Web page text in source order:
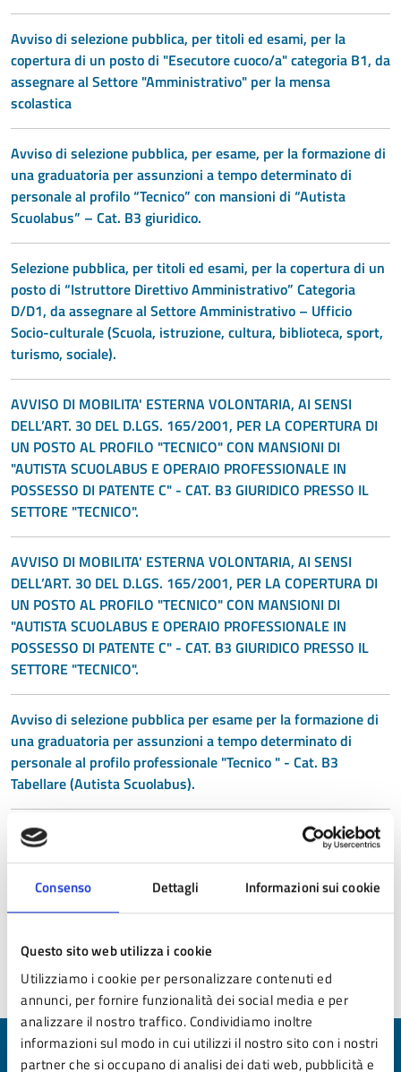
Consenso Dettagli Informazioni sui cookie
Questo sito web utilizza i cookie
Utilizziamo i cookie per personalizzare contenuti ed
annunci, per fornire funzionalità dei social media e per
analizzare il nostro traffico. Condividiamo inoltre
informazioni sul modo in cui utilizzi il nostro sito con i nostri
partner che si occupano di analisi dei dati web, pubblicità e
Avviso di selezione pubblica, per titoli ed esami, per la
copertura di un posto di "Esecutore cuoco/a" categoria B1, da
assegnare al Settore "Amministrativo" per la mensa
scolastica
Avviso di selezione pubblica, per esame, per la formazione di
una graduatoria per assunzioni a tempo determinato di
personale al profilo “Tecnico” con mansioni di “Autista
Scuolabus” – Cat. B3 giuridico.
Selezione pubblica, per titoli ed esami, per la copertura di un
posto di “Istruttore Direttivo Amministrativo” Categoria
D/D1, da assegnare al Settore Amministrativo – Ufficio
Socio-culturale (Scuola, istruzione, cultura, biblioteca, sport,
turismo, sociale).
AVVISO DI MOBILITA' ESTERNA VOLONTARIA, AI SENSI
DELL’ART. 30 DEL D.LGS. 165/2001, PER LA COPERTURA DI
UN POSTO AL PROFILO "TECNICO" CON MANSIONI DI
"AUTISTA SCUOLABUS E OPERAIO PROFESSIONALE IN
POSSESSO DI PATENTE C" - CAT. B3 GIURIDICO PRESSO IL
SETTORE "TECNICO".
AVVISO DI MOBILITA' ESTERNA VOLONTARIA, AI SENSI
DELL’ART. 30 DEL D.LGS. 165/2001, PER LA COPERTURA DI
UN POSTO AL PROFILO "TECNICO" CON MANSIONI DI
"AUTISTA SCUOLABUS E OPERAIO PROFESSIONALE IN
POSSESSO DI PATENTE C" - CAT. B3 GIURIDICO PRESSO IL
SETTORE "TECNICO".
Avviso di selezione pubblica per esame per la formazione di
una graduatoria per assunzioni a tempo determinato di
personale al profilo professionale "Tecnico " - Cat. B3
Tabellare (Autista Scuolabus).
AVVISO DI SELEZIONE PUBBLICA PER TITOLI ED ESAMI PER
LA COPERTURA DI UN POSTO AL PROFILO "TECNICO" CON
MANSIONI DI "AUTISTA SCUOLABUS E OPERAIO
PROFESSIONALE IN POSSESSO DI PATENTE C" - CAT. B3
GIURIDICO PRESSO IL SETTORE "TECNICO".
Quanto sono chiare le informazioni su questa